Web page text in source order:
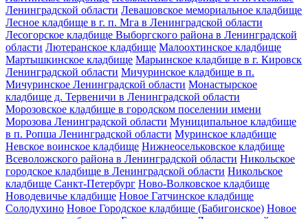
Ленинградской области Левашовское мемориальное кладбище
Лесное кладбище в г. п. Мга в Ленинградской области
Лесогорское кладбище Выборгского района в Ленинградской
области Лютеранское кладбище Малоохтинское кладбище
Мартышкинское кладбище Марьинское кладбище в г. Кировск
Ленинградской области Мичуринское кладбище в п.
Мичуринское Ленинградской области Монастырское
кладбище д. Тервеничи в Ленинградской области
Морозовское кладбище в городском поселении имени
Морозова Ленинградской области Муниципальное кладбище
в п. Ропша Ленинградской области Муринское кладбище
Невское воинское кладбище Нижнеосельковское кладбище
Всеволожского района в Ленинградской области Никольское
городское кладбище в Ленинградской области Никольское
кладбище Санкт-Петербург Ново-Волковское кладбище
Новодевичье кладбище Новое Гатчинское кладбище
Солодухино Новое Городское кладбище (Бабигонское) Новое